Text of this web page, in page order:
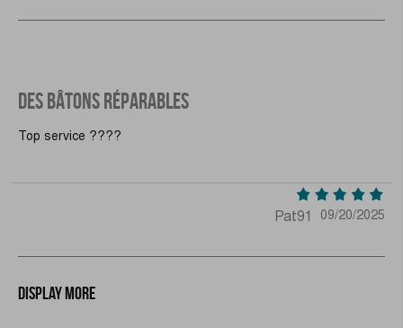
DES BÂTONS RÉPARABLES
Top service ????
Pat91 09/20/2025
Display more